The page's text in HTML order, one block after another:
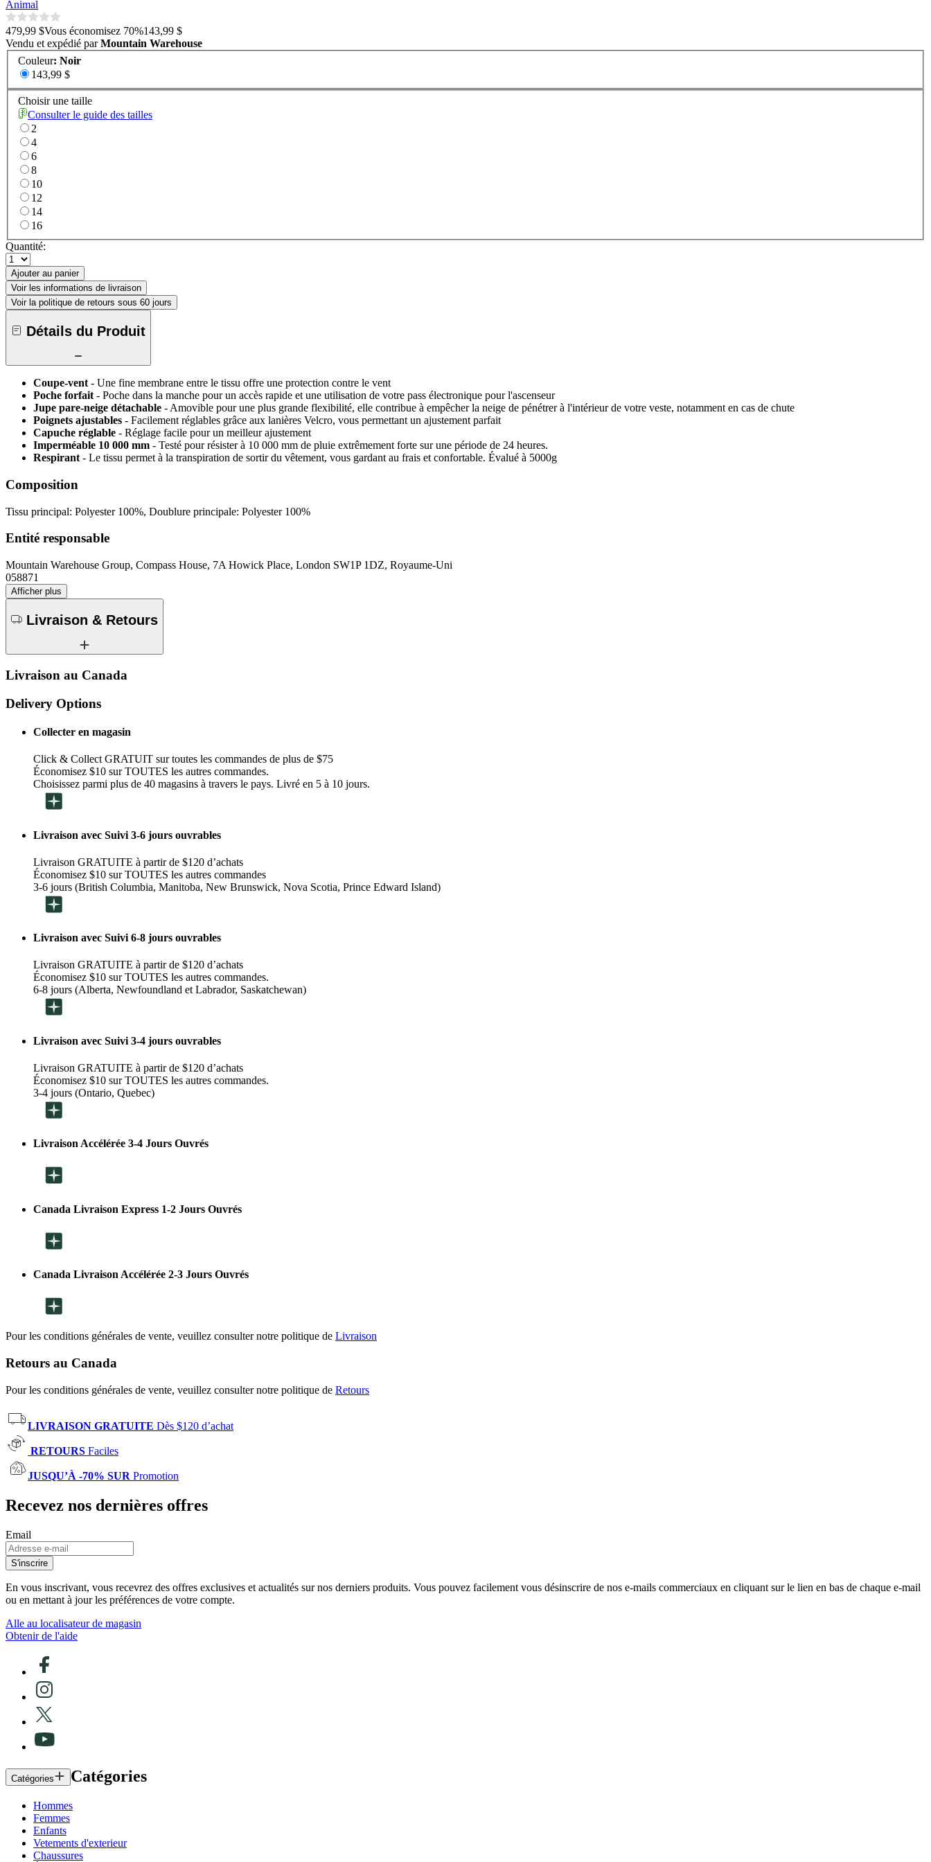
Animal
479,99 $Vous économisez 70%143,99 $
Vendu et expédié parMountain Warehouse
Couleur: Noir
143,99 $
Choisir une taille
Consulter le guide des tailles
2
4
6
8
10
12
14
16
Quantité:
Ajouter au panier
Voir les informations de livraison
Voir la politique de retours sous 60 jours
Détails du Produit
Coupe-vent - Une fine membrane entre le tissu offre une protection contre le vent
Poche forfait - Poche dans la manche pour un accès rapide et une utilisation de votre pass électronique pour l'ascenseur
Jupe pare-neige détachable - Amovible pour une plus grande flexibilité, elle contribue à empêcher la neige de pénétrer à l'intérieur de votre veste, notamment en cas de chute
Poignets ajustables - Facilement réglables grâce aux lanières Velcro, vous permettant un ajustement parfait
Capuche réglable - Réglage facile pour un meilleur ajustement
Imperméable 10 000 mm - Testé pour résister à 10 000 mm de pluie extrêmement forte sur une période de 24 heures.
Respirant - Le tissu permet à la transpiration de sortir du vêtement, vous gardant au frais et confortable. Évalué à 5000g
Composition
Tissu principal: Polyester 100%, Doublure principale: Polyester 100%
Entité responsable
Mountain Warehouse Group, Compass House, 7A Howick Place, London SW1P 1DZ, Royaume-Uni
058871
Afficher plus
Livraison & Retours
Livraison au Canada
Delivery Options
Collecter en magasin
Click & Collect GRATUIT sur toutes les commandes de plus de $75
Économisez $10 sur TOUTES les autres commandes.
Choisissez parmi plus de 40 magasins à travers le pays. Livré en 5 à 10 jours.
Livraison avec Suivi 3-6 jours ouvrables
Livraison GRATUITE à partir de $120 d’achats
Économisez $10 sur TOUTES les autres commandes
3-6 jours (British Columbia, Manitoba, New Brunswick, Nova Scotia, Prince Edward Island)
Livraison avec Suivi 6-8 jours ouvrables
Livraison GRATUITE à partir de $120 d’achats
Économisez $10 sur TOUTES les autres commandes.
6-8 jours (Alberta, Newfoundland et Labrador, Saskatchewan)
Livraison avec Suivi 3-4 jours ouvrables
Livraison GRATUITE à partir de $120 d’achats
Économisez $10 sur TOUTES les autres commandes.
3-4 jours (Ontario, Quebec)
Livraison Accélérée 3-4 Jours Ouvrés
Canada Livraison Express 1-2 Jours Ouvrés
Canada Livraison Accélérée 2-3 Jours Ouvrés
Pour les conditions générales de vente, veuillez consulter notre politique de Livraison
Retours au Canada
Pour les conditions générales de vente, veuillez consulter notre politique de Retours
LIVRAISON GRATUITE Dès $120 d’achat
RETOURS Faciles
JUSQU’À -70% SUR Promotion
Recevez nos dernières offres
Email
S'inscrire
En vous inscrivant, vous recevrez des offres exclusives et actualités sur nos derniers produits. Vous pouvez facilement vous désinscrire de nos e-mails commerciaux en cliquant sur le lien en bas de chaque e-mail
ou en mettant à jour les préférences de votre compte.
Alle au localisateur de magasin
Obtenir de l'aide
Catégories Catégories
Hommes
Femmes
Enfants
Vetements d'exterieur
Chaussures